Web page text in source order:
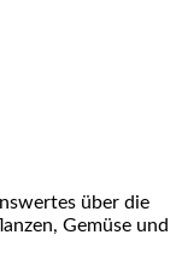
über die
Gemüse und